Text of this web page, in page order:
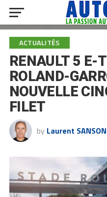
ACTUALITÉS
RENAULT 5 E-
ROLAND-
NOUVELLE
FILET
by Laurent SANSON